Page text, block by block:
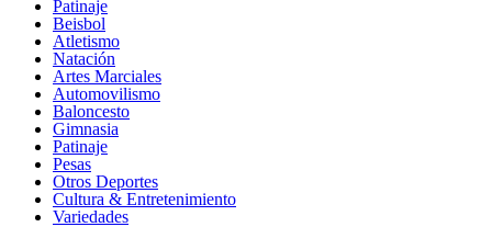
Patinaje
Beisbol
Atletismo
Natación
Artes Marciales
Automovilismo
Baloncesto
Gimnasia
Patinaje
Pesas
Otros Deportes
Cultura & Entretenimiento
Variedades